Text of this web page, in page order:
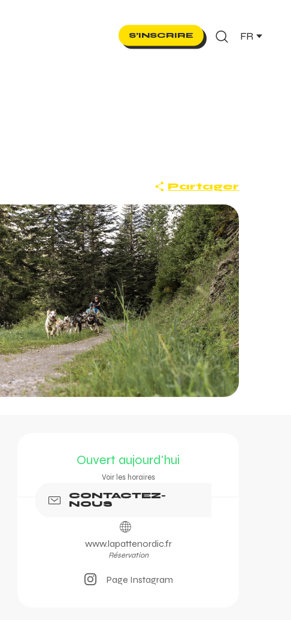
S’INSCRIRE FR
Partager
Ouvert aujourd'hui
Voir les horaires
CONTACTEZ-
NOUS
www.lapattenordic.fr
Réservation
Page Instagram